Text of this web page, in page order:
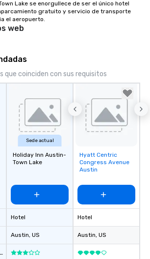
Lake se enorgullece de ser el único hotel
gratuito y servicio de transporte
el aeropuerto.
web
que coinciden con sus requisitos
Calificación de la sede
Sede actual
Holiday Inn Austin-
Town Lake
Hotel
Austin, US
Removed from
favorites
Hyatt Centric
Congress Avenue
Austin
Hotel
Austin, US